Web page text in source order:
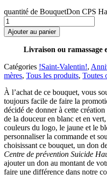
quantité de BouquetDon CPS
Ajouter au panier
Livraison ou ramassage
Catégories !Saint-Valentin!,
mères, Tous les produits, Toutes
À l’achat de ce bouquet, vous
toujours facile de faire la
décidé de donner à cette
de la douceur en blanc et en
couleurs du logo, le jaune et le
personnaliser la commande et
choisissant ce bouquet, un don
Centre de prévention Suicide
ajouter un don au montant de
faire une différence dans notre